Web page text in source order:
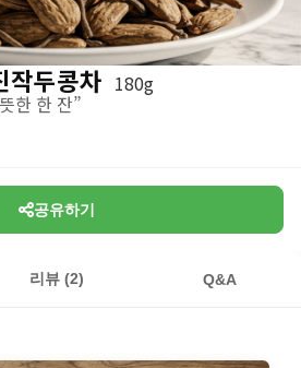
작두콩차 180g
한 한 잔”
공유하기
리뷰 (2) Q&A